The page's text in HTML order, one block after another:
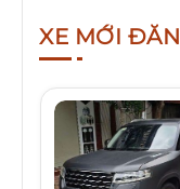
XE MỚI